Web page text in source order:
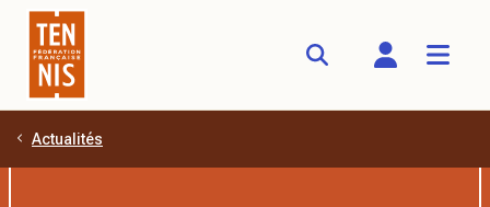
Aller au contenu principal
Actualités